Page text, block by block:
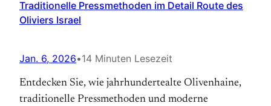
Traditionelle Pressmethoden im Detail Route des
Oliviers Israel
Jan. 6, 2026•14 Minuten Lesezeit
Entdecken Sie, wie jahrhundertealte Olivenhaine,
traditionelle Pressmethoden und moderne